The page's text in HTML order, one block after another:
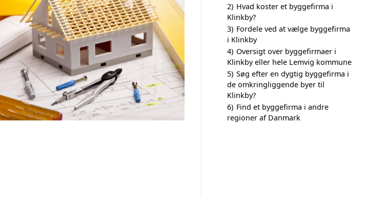
2) Hvad koster et byggefirma i
Klinkby?
3) Fordele ved at vælge byggefirma
i Klinkby
4) Oversigt over byggefirmaer i
Klinkby eller hele Lemvig kommune
5) Søg efter en dygtig byggefirma i
de omkringliggende byer til
Klinkby?
6) Find et byggefirma i andre
regioner af Danmark